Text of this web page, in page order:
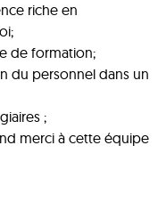
riche en
de formation;
du personnel dans un
;
merci à cette équipe